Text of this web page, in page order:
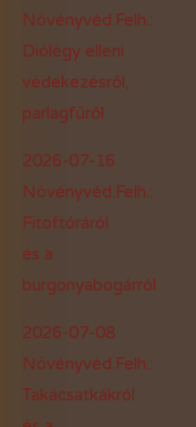
Növényvéd.Felh.:
Diólégy elleni
védekezésről,
parlagfűről
2026-07-16
Növényvéd.Felh.:
Fitoftóráról
és a
burgonyabogárról
2026-07-08
Növényvéd.Felh.:
Takácsatkákról